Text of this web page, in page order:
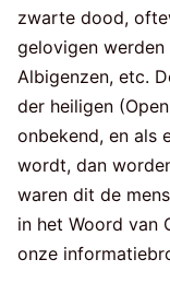
zwarte dood,
gelovigen
Albigenzen, etc.
der heiligen
onbekend, en als
wordt, dan
waren dit de
in het Woord van
onze